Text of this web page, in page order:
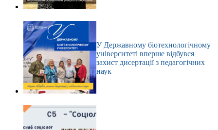
У Державному біотехнологічному
університеті вперше відбувся
захист дисертації з педагогічних
наук